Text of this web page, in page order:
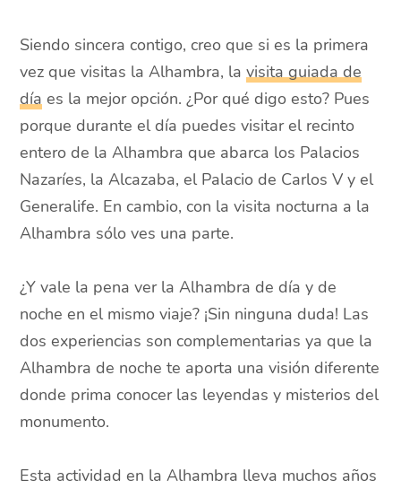
Siendo sincera contigo, creo que si es la primera
vez que visitas la Alhambra, lavisita guiada de
día es la mejor opción. ¿Por qué digo esto? Pues
porque durante el día puedes visitar el recinto
entero de la Alhambra que abarca los Palacios
Nazaríes, la Alcazaba, el Palacio de Carlos V y el
Generalife. En cambio, con la visita nocturna a la
Alhambra sólo ves una parte.
¿Y vale la pena ver la Alhambra de día y de
noche en el mismo viaje? ¡Sin ninguna duda! Las
dos experiencias son complementarias ya que la
Alhambra de noche te aporta una visión diferente
donde prima conocer las leyendas y misterios del
monumento.
Esta actividad en la Alhambra lleva muchos años